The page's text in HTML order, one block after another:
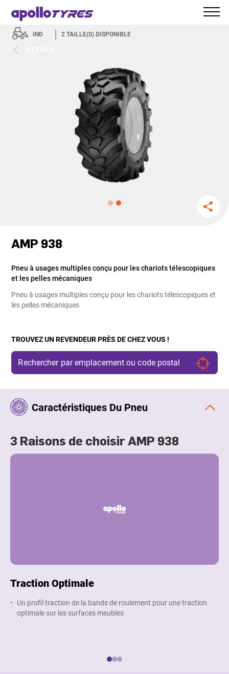
IND 2 TAILLE(S) DISPONIBLE
AMP 938
Pneu à usages multiples conçu pour les chariots télescopiques
et les pelles mécaniques
Pneu à usages multiples conçu pour les chariots télescopiques et
les pelles mécaniques
TROUVEZ UN REVENDEUR PRÈS DE CHEZ VOUS !
Caractéristiques Du Pneu
3 Raisons de choisir AMP 938
Traction Optimale
Un profil traction de la bande de roulement pour une traction
optimale sur les surfaces meubles